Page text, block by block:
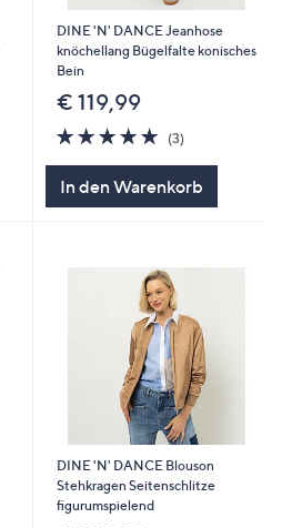
DINE 'N' DANCE Jeanhose
knöchellang Bügelfalte konisches
Bein
€ 119,99
5.0
von
(3)3
In den Warenkorb
DINE 'N' DANCE Blouson
Stehkragen Seitenschlitze
figurumspielend